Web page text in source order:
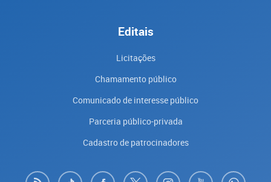
Editais
Licitações
Chamamento público
Comunicado de interesse público
Parceria público-privada
Cadastro de patrocinadores